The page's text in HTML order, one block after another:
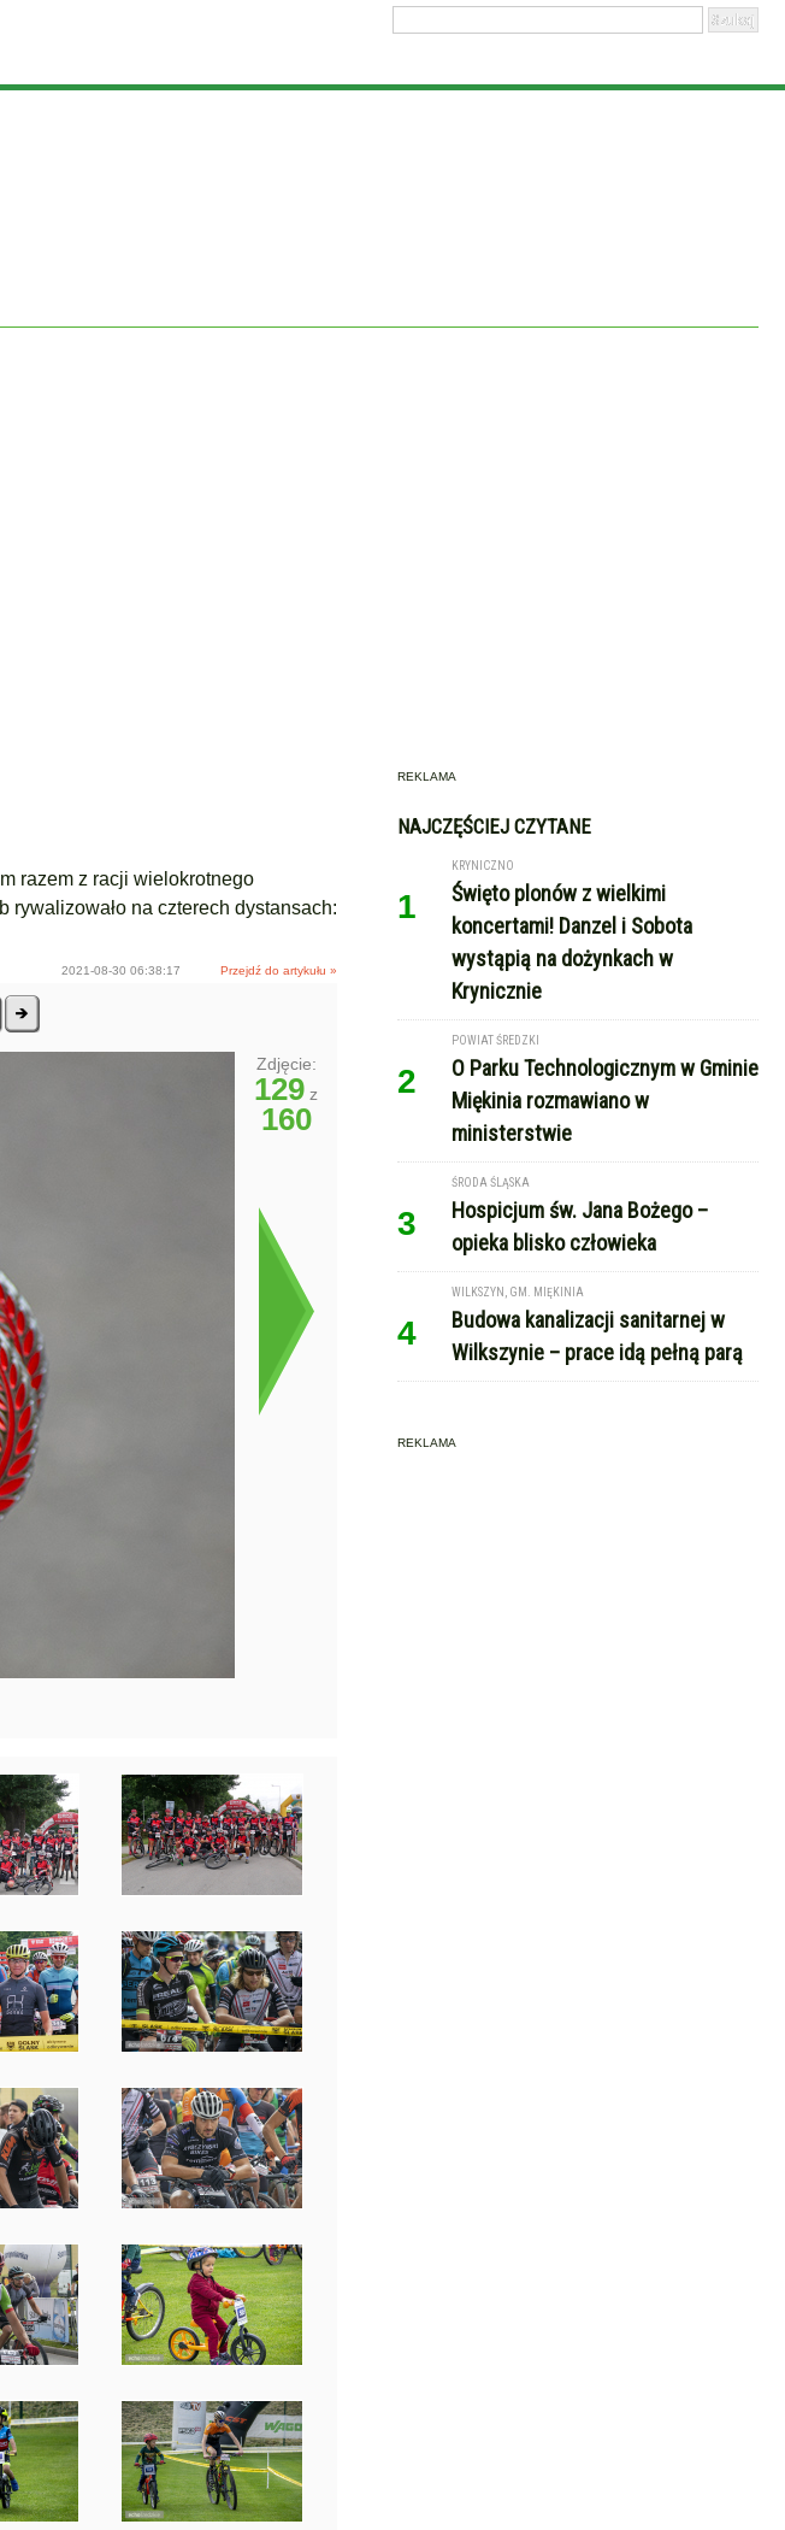
razem z racji wielokrotnego
rywalizowało na czterech dystansach:
2021-08-30 06:38:17 Przejdź do artykułu »
Zdjęcie:
129 z
160
REKLAMA
NAJCZĘŚCIEJ CZYTANE
1
KRYNICZNO
Święto plonów z wielkimi
koncertami! Danzel i Sobota
wystąpią na dożynkach w
Krynicznie
2
POWIAT ŚREDZKI
O Parku Technologicznym w Gminie
Miękinia rozmawiano w
ministerstwie
3
ŚRODA ŚLĄSKA
Hospicjum św. Jana Bożego –
opieka blisko człowieka
4
WILKSZYN, GM. MIĘKINIA
Budowa kanalizacji sanitarnej w
Wilkszynie – prace idą pełną parą
REKLAMA